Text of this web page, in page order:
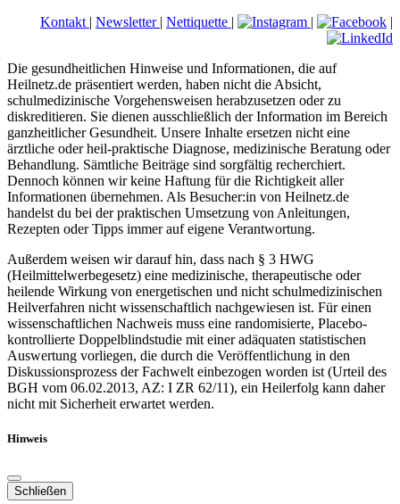
Kontakt | Newsletter | Nettiquette | | |
Die gesundheitlichen Hinweise und Informationen, die auf
Heilnetz.de präsentiert werden, haben nicht die Absicht,
schulmedizinische Vorgehensweisen herabzusetzen oder zu
diskreditieren. Sie dienen ausschließlich der Information im Bereich
ganzheitlicher Gesundheit. Unsere Inhalte ersetzen nicht eine
ärztliche oder heil-praktische Diagnose, medizinische Beratung oder
Behandlung. Sämtliche Beiträge sind sorgfältig recherchiert.
Dennoch können wir keine Haftung für die Richtigkeit aller
Informationen übernehmen. Als Besucher:in von Heilnetz.de
handelst du bei der praktischen Umsetzung von Anleitungen,
Rezepten oder Tipps immer auf eigene Verantwortung.
Außerdem weisen wir darauf hin, dass nach § 3 HWG
(Heilmittelwerbegesetz) eine medizinische, therapeutische oder
heilende Wirkung von energetischen und nicht schulmedizinischen
Heilverfahren nicht wissenschaftlich nachgewiesen ist. Für einen
wissenschaftlichen Nachweis muss eine randomisierte, Placebo-
kontrollierte Doppelblindstudie mit einer adäquaten statistischen
Auswertung vorliegen, die durch die Veröffentlichung in den
Diskussionsprozess der Fachwelt einbezogen worden ist (Urteil des
BGH vom 06.02.2013, AZ: I ZR 62/11), ein Heilerfolg kann daher
nicht mit Sicherheit erwartet werden.
Hinweis
Schließen